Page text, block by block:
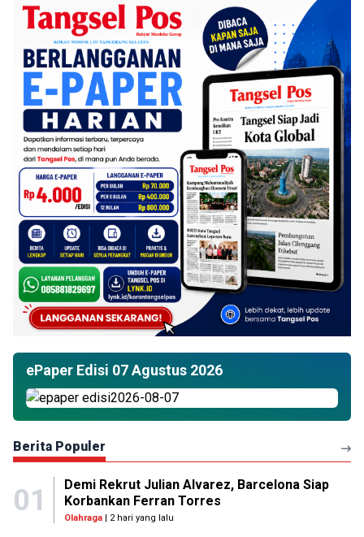
ePaper Edisi 07 Agustus 2026
Berita Populer
01
Demi Rekrut Julian Alvarez, Barcelona Siap
Korbankan Ferran Torres
Olahraga| 2 hari yang lalu